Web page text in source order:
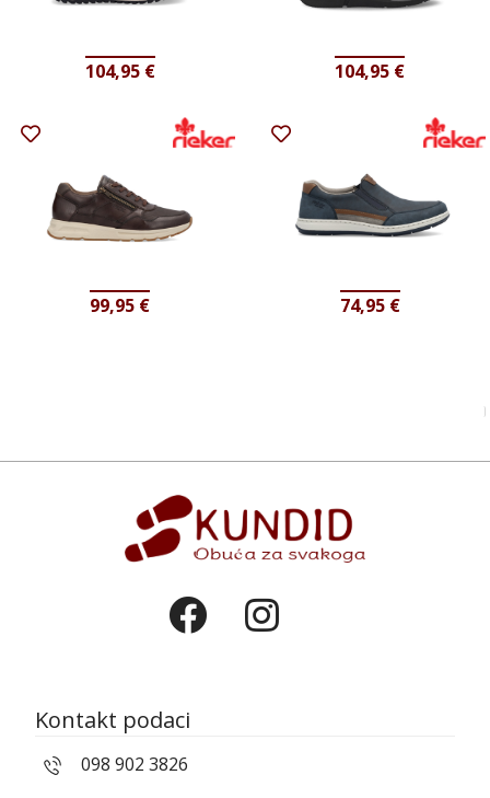
104,95 € 104,95 €
99,95 € 74,95 €
Kontakt podaci
098 902 3826